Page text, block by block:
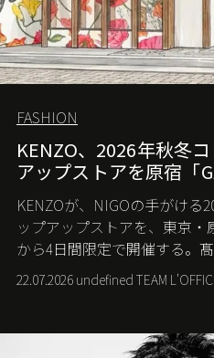
FASHION
KENZO、2026年秋冬
アップストアを原宿「
KENZOが、NIGOの手がける
ップアップストアを、東京・
から4日間限定で開催する。
た空間で、メゾンのヘリテー
22.07.2026 undefined TEAM